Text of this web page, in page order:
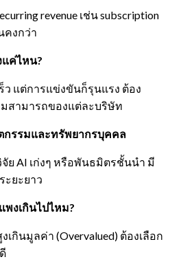
revenue เช่น subscription
คงกว่า
ค่ไหน?
ว แต่การแข่งขันก็รุนแรง ต้อง
สามารถของแต่ละบริษัท
รรมและทรัพยากรบุคคล
AI เก่งๆ หรือพันธมิตรชั้นนำ มี
ยะยาว
งเกินไปไหม?
เกินมูลค่า (Overvalued) ต้องเลือก